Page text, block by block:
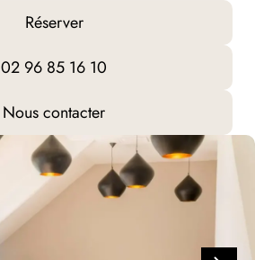
Réserver
02 96 85 16 10
Nous contacter